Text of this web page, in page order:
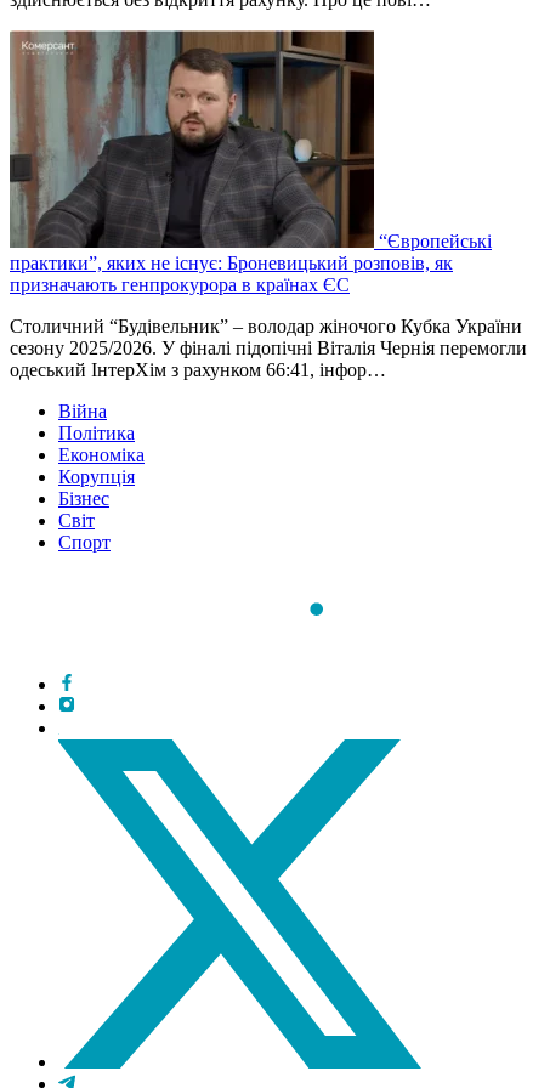
“Європейські
практики”, яких не існує: Броневицький розповів, як
призначають генпрокурора в країнах ЄС
Столичний “Будівельник” – володар жіночого Кубка України
сезону 2025/2026. У фіналі підопічні Віталія Чернія перемогли
одеський ІнтерХім з рахунком 66:41, інфор…
Війна
Політика
Економіка
Корупція
Бізнес
Світ
Спорт